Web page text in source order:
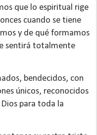
que lo espiritual rige
cuando se tiene
y de qué formamos
sentirá totalmente
bendecidos, con
únicos, reconocidos
para toda la